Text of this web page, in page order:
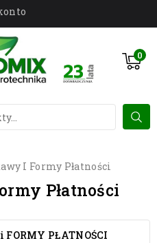
0
I Formy Płatności
Płatności
FORMY PŁATNOŚCI